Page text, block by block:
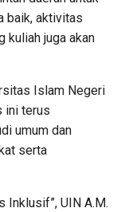
baik, aktivitas
kuliah juga akan
Islam Negeri
ini terus
umum dan
serta
Inklusif”, UIN A.M.